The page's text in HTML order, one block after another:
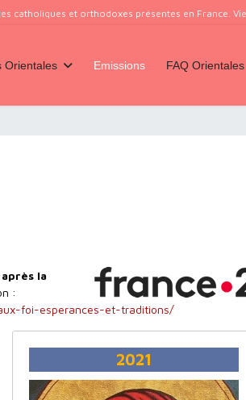
catholiques et orthodoxes présentes en France.
Orientales Emissions FAQ Orientales
la
:
foi-esperances-et-traditions/
2021